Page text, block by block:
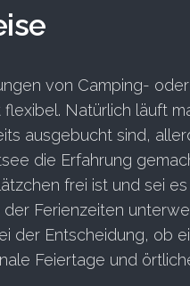
von Camping-
Natürlich läuft
ausgebucht sind,
die Erfahrung
frei ist und sei
Ferienzeiten
der Entscheidung, ob
Feiertage und